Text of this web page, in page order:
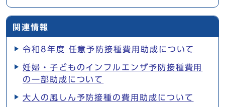
関連情報
令和8年度 任意予防接種費用助成について
妊婦・子どものインフルエンザ予防接種費用
の一部助成について
大人の風しん予防接種の費用助成について